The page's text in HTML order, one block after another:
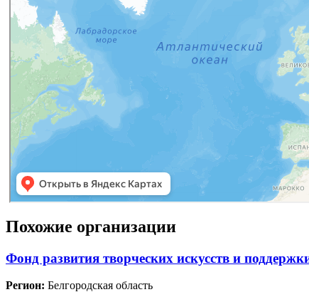
Похожие организации
Фонд развития творческих искусств и
Регион: Белгородская область